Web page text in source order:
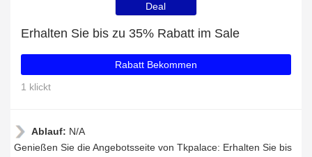
Deal
Erhalten Sie bis zu 35% Rabatt im Sale
Rabatt Bekommen
1 klickt
Ablauf: N/A
Genießen Sie die Angebotsseite von Tkpalace: Erhalten Sie bis